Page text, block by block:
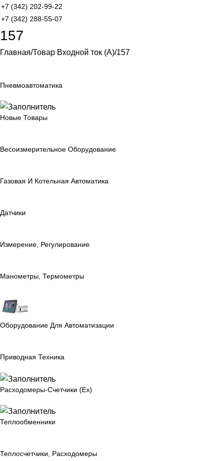
+7 (342) 202-99-22
+7 (342) 288-55-07
157
Главная Товар Входной ток (А) 157
Пневмоавтоматика
Новые Товары
Весоизмерительное Оборудование
Газовая И Котельная Автоматика
Датчики
Измерение, Регулирование
Манометры, Термометры
Оборудование Для Автоматизации
Приводная Техника
Расходомеры-Счетчики (Ex)
Теплообменники
Теплосчетчики, Расходомеры